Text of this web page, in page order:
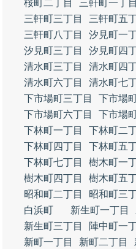
桜町二丁目
三軒町一丁目
三軒町三丁目
三軒町五
三軒町八丁目
汐見町一
汐見町三丁目
汐見町四
清水町三丁目
清水町四
清水町六丁目
清水町七
下市場町三丁目
下市場
下市場町六丁目
下市場
下林町一丁目
下林町二
下林町四丁目
下林町五
下林町七丁目
樹木町一
樹木町四丁目
樹木町五
昭和町二丁目
昭和町三
白浜町
新生町一丁目
新生町三丁目
陣中町一
新町一丁目
新町二丁目